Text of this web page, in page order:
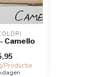
Camello
Productie